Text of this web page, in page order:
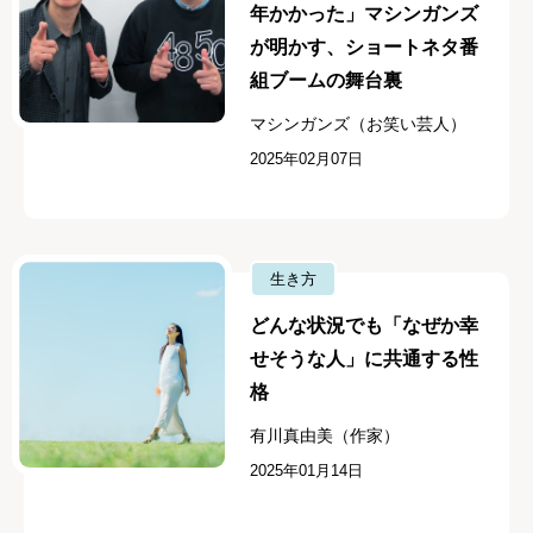
年かかった」マシンガンズ
が明かす、ショートネタ番
組ブームの舞台裏
マシンガンズ（お笑い芸人）
2025年02月07日
生き方
どんな状況でも「なぜか幸
せそうな人」に共通する性
格
有川真由美（作家）
2025年01月14日